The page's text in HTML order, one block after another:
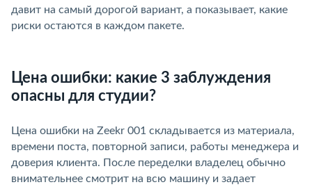
давит на самый дорогой вариант, а показывает, какие
риски остаются в каждом пакете.
Цена ошибки: какие 3 заблуждения
опасны для студии?
Цена ошибки на Zeekr 001 складывается из материала,
ремени поста, повторной записи, работы менеджера и
доверия клиента. После переделки владелец обычно
нимательнее смотрит на всю машину и задает